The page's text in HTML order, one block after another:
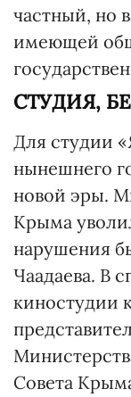
частный, но
имеющей
СТУДИЯ,
Для студии
нынешнего
новой эры.
Крыма
нарушения
Чаадаева. В
киностудии
Совета